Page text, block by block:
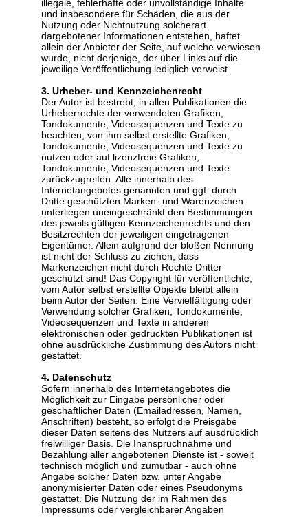
illegale, fehlerhafte oder unvollständige Inhalte
und insbesondere für Schäden, die aus der
Nutzung oder Nichtnutzung solcherart
dargebotener Informationen entstehen, haftet
allein der Anbieter der Seite, auf welche verwiesen
wurde, nicht derjenige, der über Links auf die
jeweilige Veröffentlichung lediglich verweist.
3. Urheber- und Kennzeichenrecht
Der Autor ist bestrebt, in allen Publikationen die
Urheberrechte der verwendeten Grafiken,
Tondokumente, Videosequenzen und Texte zu
beachten, von ihm selbst erstellte Grafiken,
Tondokumente, Videosequenzen und Texte zu
nutzen oder auf lizenzfreie Grafiken,
Tondokumente, Videosequenzen und Texte
zurückzugreifen. Alle innerhalb des
Internetangebotes genannten und ggf. durch
Dritte geschützten Marken- und Warenzeichen
unterliegen uneingeschränkt den Bestimmungen
des jeweils gültigen Kennzeichenrechts und den
Besitzrechten der jeweiligen eingetragenen
Eigentümer. Allein aufgrund der bloßen Nennung
ist nicht der Schluss zu ziehen, dass
Markenzeichen nicht durch Rechte Dritter
geschützt sind! Das Copyright für veröffentlichte,
vom Autor selbst erstellte Objekte bleibt allein
beim Autor der Seiten. Eine Vervielfältigung oder
Verwendung solcher Grafiken, Tondokumente,
Videosequenzen und Texte in anderen
elektronischen oder gedruckten Publikationen ist
ohne ausdrückliche Zustimmung des Autors nicht
gestattet.
4. Datenschutz
Sofern innerhalb des Internetangebotes die
Möglichkeit zur Eingabe persönlicher oder
geschäftlicher Daten (Emailadressen, Namen,
Anschriften) besteht, so erfolgt die Preisgabe
dieser Daten seitens des Nutzers auf ausdrücklich
freiwilliger Basis. Die Inanspruchnahme und
Bezahlung aller angebotenen Dienste ist - soweit
technisch möglich und zumutbar - auch ohne
Angabe solcher Daten bzw. unter Angabe
anonymisierter Daten oder eines Pseudonyms
gestattet. Die Nutzung der im Rahmen des
Impressums oder vergleichbarer Angaben